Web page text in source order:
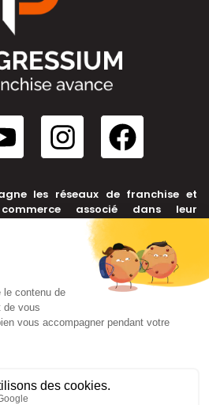
les réseaux de franchise et
associé dans leur
création jusqu’à leur cession.
LYON